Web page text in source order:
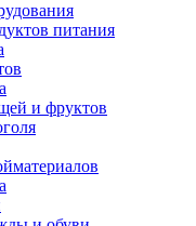
питания
и фруктов